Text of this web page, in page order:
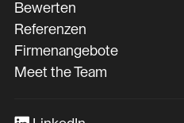
Bewerten
Referenzen
Firmenangebote
Meet the Team